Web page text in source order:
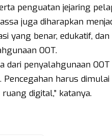
penguatan jejaring
juga diharapkan
yang benar, edukatif,
OOT.
dari penyalahgunaan
harus
digital,” katanya.